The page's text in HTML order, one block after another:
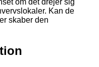
Kan de
skaber den